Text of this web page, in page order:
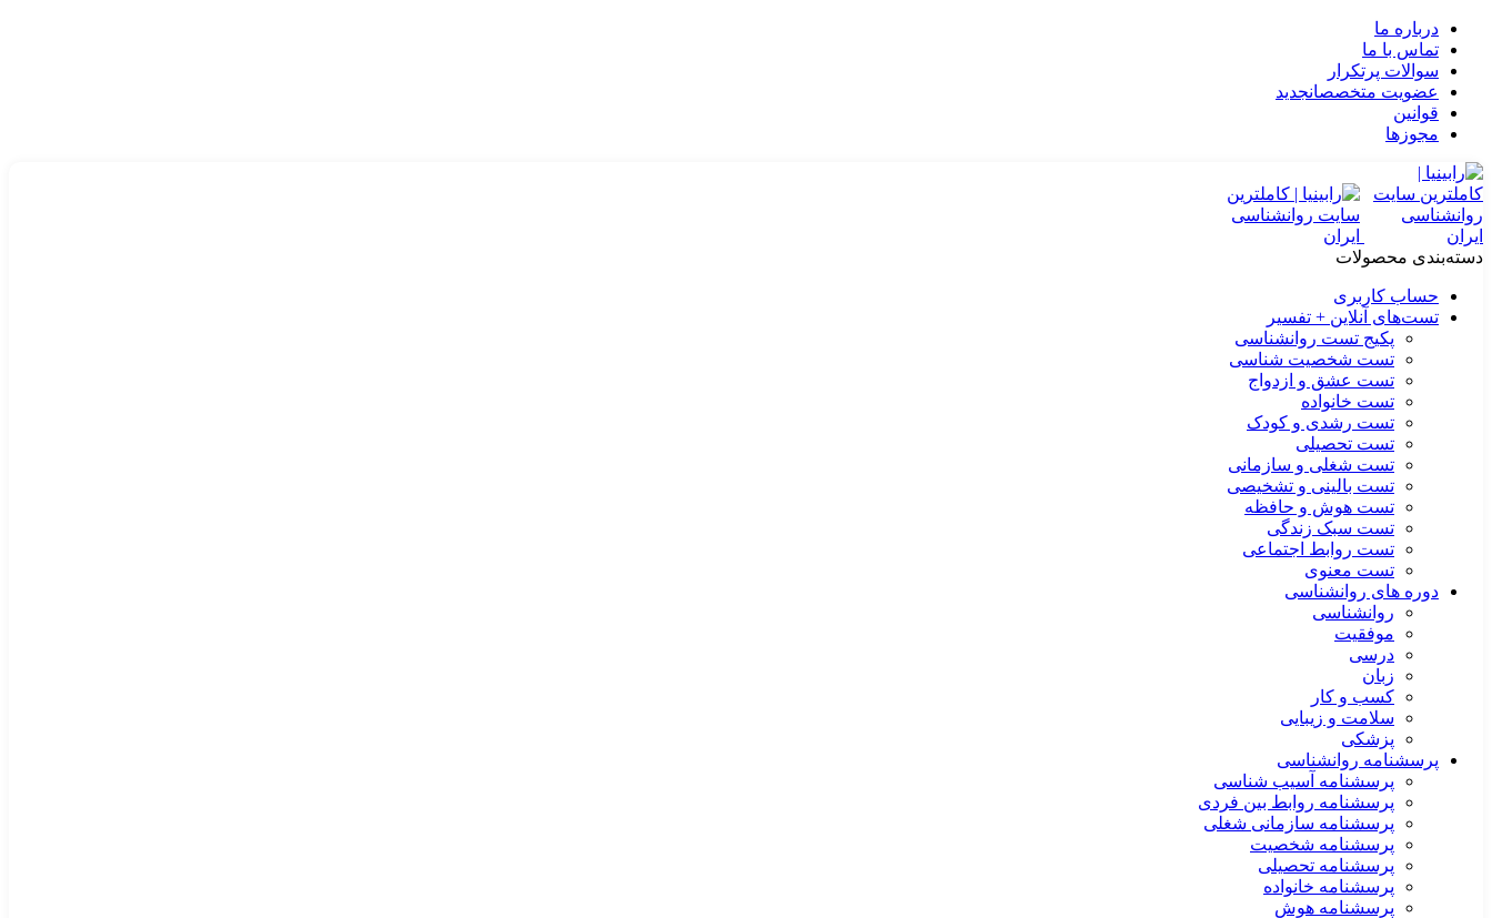
درباره ما
تماس با ما
سوالات پرتکرار
عضویت متخصصانجدید
قوانین
مجوزها
دسته‌بندی محصولات
حساب کاربری
تست‌های آنلاین + تفسیر
پکیج تست روانشناسی
تست شخصیت شناسی
تست عشق و ازدواج
تست خانواده
تست رشدی و کودک
تست تحصیلی
تست شغلی و سازمانی
تست بالینی و تشخیصی
تست هوش و حافظه
تست سبک زندگی
تست روابط اجتماعی
تست معنوی
دوره های روانشناسی
روانشناسی
موفقیت
درسی
زبان
کسب و کار
سلامت و زیبایی
پزشکی
پرسشنامه روانشناسی
پرسشنامه آسیب شناسی
پرسشنامه روابط بین فردی
پرسشنامه سازمانی شغلی
پرسشنامه شخصیت
پرسشنامه تحصیلی
پرسشنامه خانواده
پرسشنامه هوش